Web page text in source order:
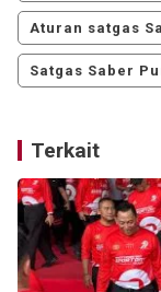
Aturan satgas
Satgas Saber
Terkait